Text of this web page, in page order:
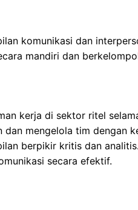
komunikasi dan
mandiri dan
kerja di sektor ritel
dan mengelola tim dengan
berpikir kritis dan analitis.
secara efektif.